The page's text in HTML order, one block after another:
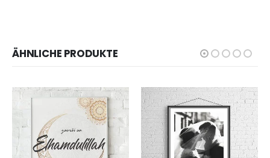
ÄHNLICHE PRODUKTE